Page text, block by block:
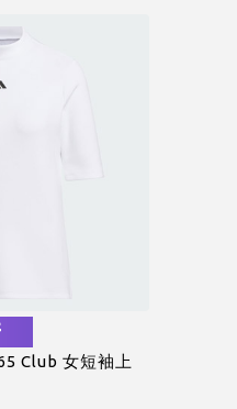
Club 女短袖上